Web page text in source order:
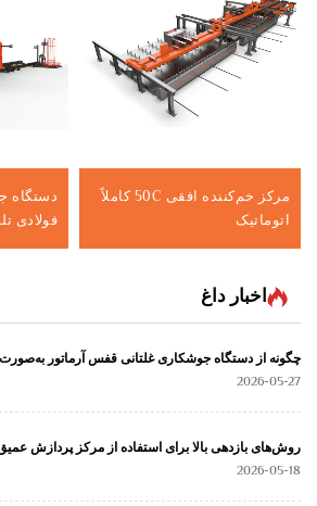
مرکز خم‌کننده افقی 50C کاملاً
اتوماتیک
دستگاه
فولادی
اخبار داغ
چگونه از دستگاه جوشکاری غلتانی قفس آرماتور به‌صورت
2026-05-27
روش‌های بازدهی بالا برای استفاده از مرکز پردازش
2026-05-18